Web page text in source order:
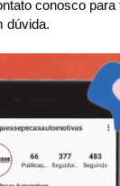
conosco para
dúvida.